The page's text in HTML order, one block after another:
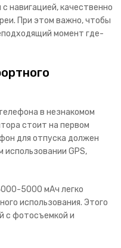
навигацией, качественно
При этом важно, чтобы
одящий момент где-
в незнакомом
стоит на первом
для отпуска должен
GPS,
5000 мАч легко
использования. Этого
с фотосъемкой и